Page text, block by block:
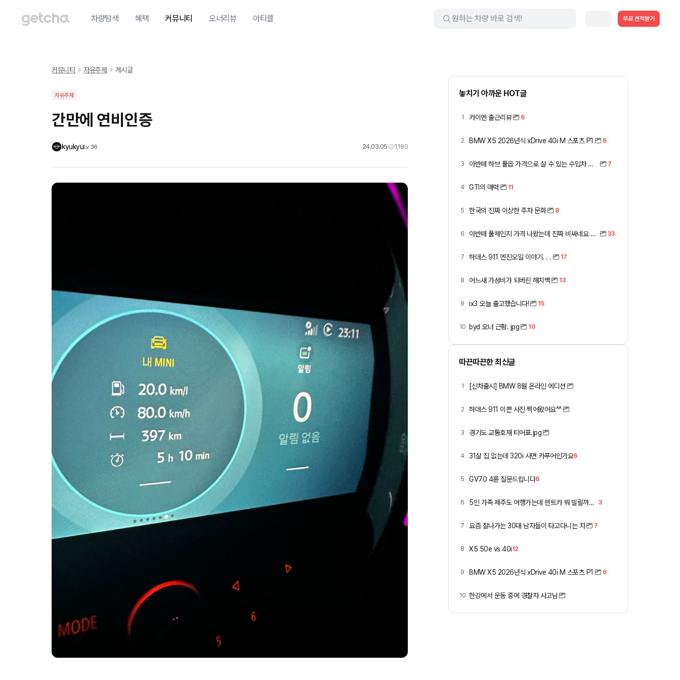
차량탐색 혜택 커뮤니티 오너리뷰 아티클 무료 견적받기
커뮤니티 자유주제 게시글
자유주제
간만에 연비인증
kyukyuLv 36 24.03.05 1,180
놓치기 아까운 HOT글
1 카이엔 출근리뷰 6
2 BMW X5 2026년식 xDrive 40i M 스포츠 P1 6
3 아반떼 하브 풀옵 가격으로 살 수 있는 수입차 모아봤습니다 (중고 포함) 7
4 GTI의 매력 11
5 한국의 진짜 이상한 주차 문화 8
6 아반떼 풀체인지 가격 나왔는데 진짜 비싸네요 ㅎㅎ 33
7 하데스 911 엔진오일 이야기. . . 17
8 어느새 가성비가 되버린 해치백 13
9 ix3 오늘 출고했습니다! 15
10 byd 오너 근황. jpg 10
따끈따끈한 최신글
1 [신차출시] BMW 8월 온라인 에디션
2 하데스 911 이쁜 사진 찍어왔어요^^
3 경기도 교통호재 티어표.jpg
4 31살 집 없는데 320i 사면 카푸어인가요6
5 GV70 4륜 질문드립니다6
6 5인 가족 제주도 여행가는데 렌트카 뭐 빌릴까요 ㅎ 3
7 요즘 잘나가는 30대 남자들이 타고다니는 차 7
8 X5 50e vs 40i12
9 BMW X5 2026년식 xDrive 40i M 스포츠 P1 6
10 한강에서 운동 중에 경찰차 사고남